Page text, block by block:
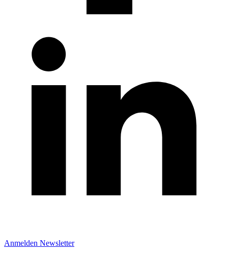
Anmelden Newsletter